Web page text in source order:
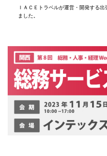
ＩＡＣＥトラベルが運営・開発する
ました。